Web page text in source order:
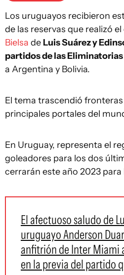
Los uruguayos recibieron
de las reservas que realizó
Bielsa de Luis Suárez y
partidos de las
a Argentina y Bolivia.
El tema trascendió
principales portales del
En Uruguay, representa el
goleadores para los dos
cerrarán este año 2023 para
El afectuoso saludo de
uruguayo Anderson
anfitrión de Inter Miami
en la previa del partido